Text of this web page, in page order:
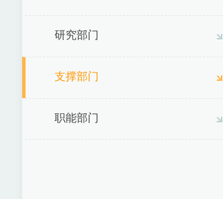
研究部门
支撑部门
职能部门